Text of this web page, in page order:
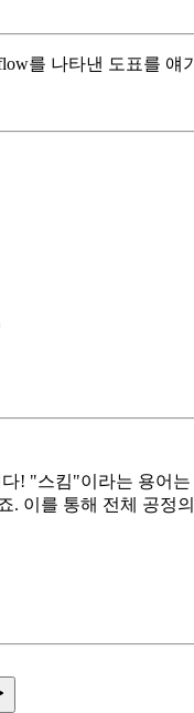
를 나타낸 도표를 얘
! "스킴"이라는 용어
. 이를 통해 전체 공정